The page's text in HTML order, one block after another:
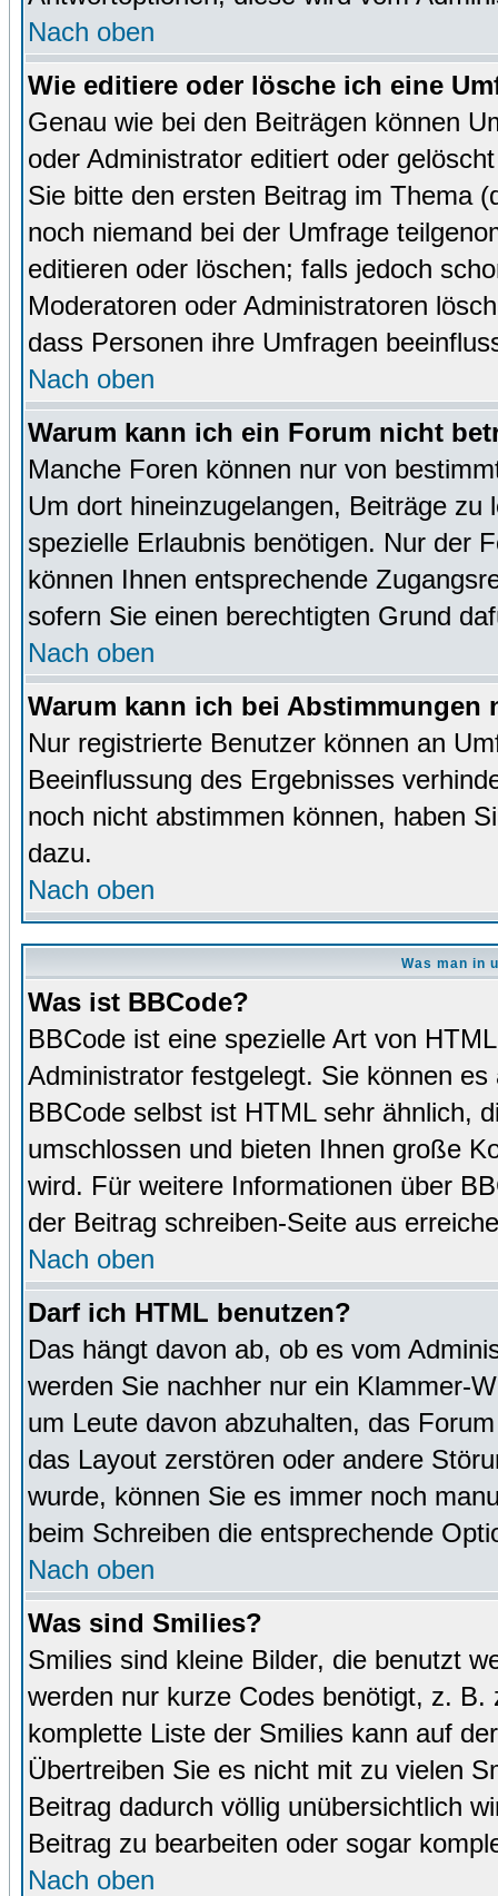
Nach oben
Wie editiere oder lösche ich eine
Genau wie bei den Beiträgen können
oder Administrator editiert oder
Sie bitte den ersten Beitrag im Thema
noch niemand bei der Umfrage
editieren oder löschen; falls jedoch
Moderatoren oder Administratoren
dass Personen ihre Umfragen
Nach oben
Warum kann ich ein Forum nicht
Manche Foren können nur von
Um dort hineinzugelangen, Beiträge
spezielle Erlaubnis benötigen. Nur der
können Ihnen entsprechende
sofern Sie einen berechtigten Grund
Nach oben
Warum kann ich bei Abstimmungen
Nur registrierte Benutzer können an
Beeinflussung des Ergebnisses
noch nicht abstimmen können, haben
dazu.
Nach oben
Was man in
Was ist BBCode?
BBCode ist eine spezielle Art von
Administrator festgelegt. Sie können
BBCode selbst ist HTML sehr ähnlich,
umschlossen und bieten Ihnen große
wird. Für weitere Informationen über
der Beitrag schreiben-Seite aus
Nach oben
Darf ich HTML benutzen?
Das hängt davon ab, ob es vom
werden Sie nachher nur ein Klammer-
um Leute davon abzuhalten, das
das Layout zerstören oder andere
wurde, können Sie es immer noch
beim Schreiben die entsprechende
Nach oben
Was sind Smilies?
Smilies sind kleine Bilder, die benutzt
werden nur kurze Codes benötigt, z.
komplette Liste der Smilies kann auf
Übertreiben Sie es nicht mit zu vielen
Beitrag dadurch völlig unübersichtlich
Beitrag zu bearbeiten oder sogar
Nach oben